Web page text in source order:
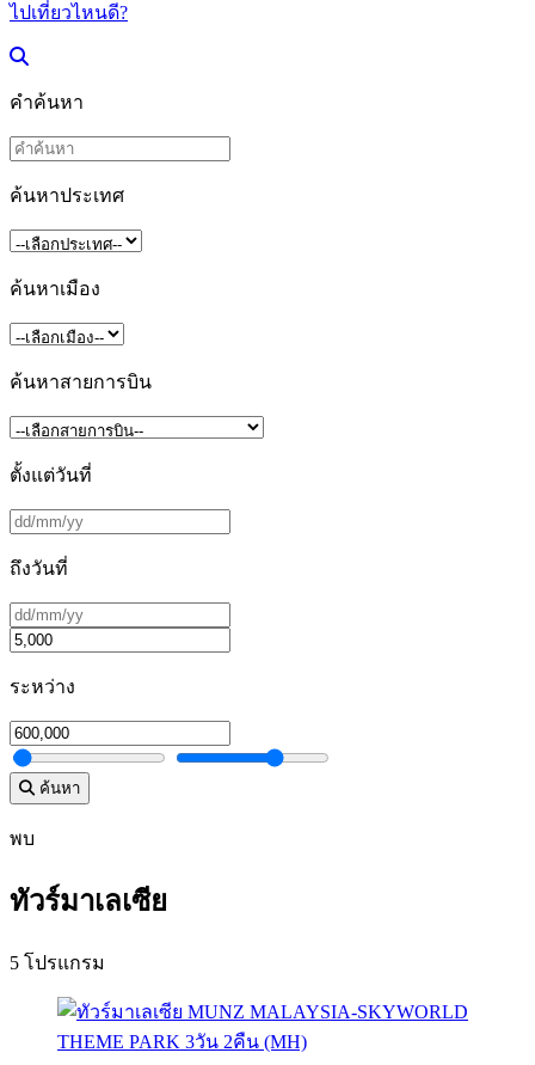
ไปเที่ยวไหนดี?
คำค้นหา
ค้นหาประเทศ
ค้นหาเมือง
ค้นหาสายการบิน
ตั้งแต่วันที่
ถึงวันที่
ระหว่าง
ค้นหา
พบ
ทัวร์มาเลเซีย
5 โปรแกรม